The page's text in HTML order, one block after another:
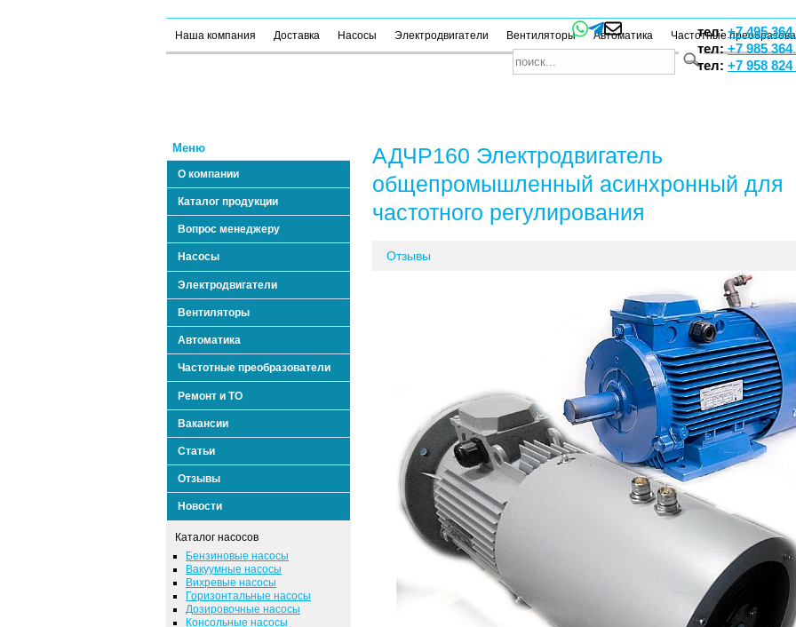
тел:+7 495 364
тел:+7 985 364
тел: +7 958 824
Наша компания Доставка Насосы Электродвигатели Вентиляторы Автоматика Частотные
Меню
О компании
Каталог продукции
Вопрос менеджеру
Насосы
Электродвигатели
Вентиляторы
Автоматика
Частотные преобразователи
Ремонт и ТО
Вакансии
Статьи
Отзывы
Новости
Каталог насосов
Бензиновые насосы
Вакуумные насосы
Вихревые насосы
Горизонтальные насосы
Дозировочные насосы
Консольные насосы
АДЧР160 Электродвигатель
общепромышленный асинхронный для
частотного регулирования
Отзывы